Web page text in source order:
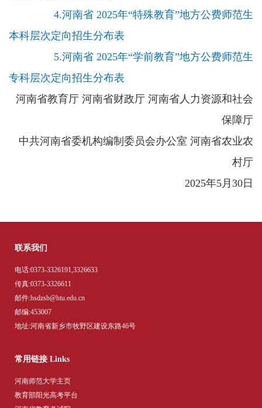
4.河南省 2025年“特殊教育”地方公费师范生
本科层次定向招生分布表
5.河南省 2025年“学前教育”地方公费师范生
专科层次定向招生分布表
河南省教育厅 河南省财政厅 河南省人力资源和社会
保障厅
中共河南省委机构编制委员会办公室 河南省农业农
村厅
2025年5月30日
联系我们
电话:0373-3326191,3326633
传真:0373-3326611
邮件:hsdzsb@htu.edu.cn
邮编:453007
地址:河南省新乡市牧野区建设东路46号
常用链接 Links
河南师范大学主页
教育部阳光高考平台